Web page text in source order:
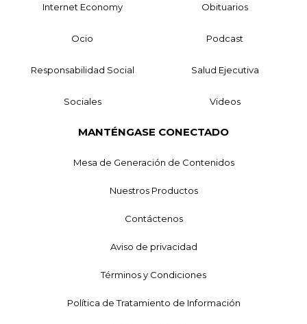
Internet Economy Obituarios
Ocio Podcast
Responsabilidad Social Salud Ejecutiva
Sociales Videos
MANTÉNGASE CONECTADO
Mesa de Generación de Contenidos
Nuestros Productos
Contáctenos
Aviso de privacidad
Términos y Condiciones
Política de Tratamiento de Información